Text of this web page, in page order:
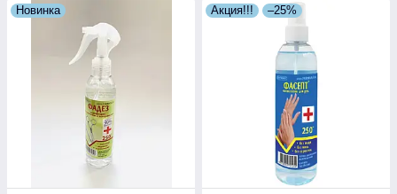
Новинка Акция!!! –25%